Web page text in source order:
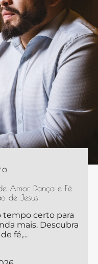
Amor, Dança e Fé
de Jesus
tempo certo para
mais. Descubra
fé,...